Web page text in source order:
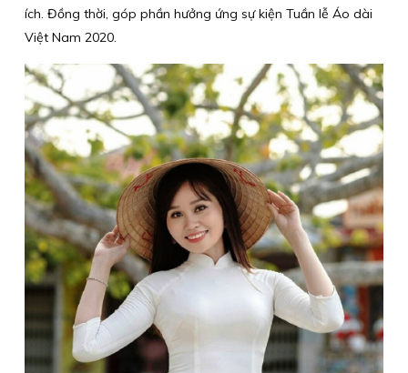
ích. Đồng thời, góp phần hưởng ứng sự kiện Tuần lễ Áo dài
Việt Nam 2020.